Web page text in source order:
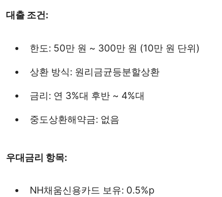
대출 조건:
한도: 50만 원 ~ 300만 원 (10만 원 단위)
상환 방식: 원리금균등분할상환
금리: 연 3%대 후반 ~ 4%대
중도상환해약금: 없음
우대금리 항목:
NH채움신용카드 보유: 0.5%p